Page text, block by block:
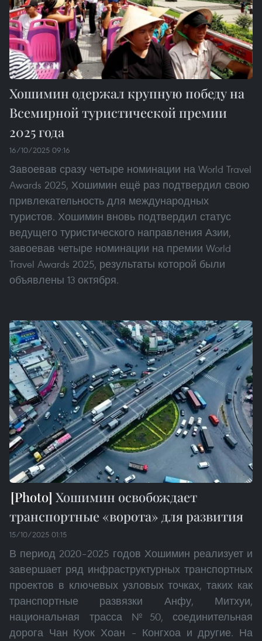
Хошимин одержал крупную победу на
Всемирной туристической премии
2025 года
16/10/2025 09:16
Завоевав сразу четыре номинации на World Travel
Awards 2025, Хошимин ещё раз подтвердил свою
привлекательность для международных
туристов. Хошимин вновь подтвердил статус
ведущего туристического направления Азии,
завоевав четыре номинации на премии World
Travel Awards 2025, результаты которой были
объявлены 13 октября.
Хошимин освобождает
транспортные «ворота» для развития
15/10/2025 01:15
В период 2020–2025 годов Хошимин реализует и
завершает ряд инфраструктурных транспортных
проектов в ключевых узловых точках, таких как
транспортные развязки Анфу, Митхуи,
национальная трасса №50, соединительная
дорога Чан Куок Хоан – Конгхоа и другие. На